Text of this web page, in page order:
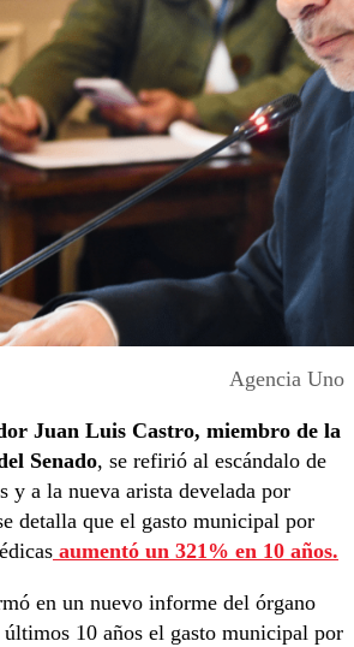
Agencia Uno
Juan Luis Castro, miembro de la
Senado, se refirió al escándalo de
y a la nueva arista develada por
detalla que el gasto municipal por
aumentó un 321% en 10 años.
en un nuevo informe del órgano
10 años el gasto municipal por